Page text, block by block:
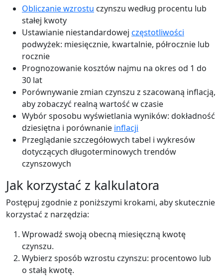
Obliczanie wzrostu czynszu według procentu lub
stałej kwoty
Ustawianie niestandardowej częstotliwości
podwyżek: miesięcznie, kwartalnie, półrocznie lub
rocznie
Prognozowanie kosztów najmu na okres od 1 do
30 lat
Porównywanie zmian czynszu z szacowaną inflacją,
aby zobaczyć realną wartość w czasie
Wybór sposobu wyświetlania wyników: dokładność
dziesiętna i porównanie inflacji
Przeglądanie szczegółowych tabel i wykresów
dotyczących długoterminowych trendów
czynszowych
Jak korzystać z kalkulatora
Postępuj zgodnie z poniższymi krokami, aby skutecznie
korzystać z narzędzia:
Wprowadź swoją obecną miesięczną kwotę
czynszu.
Wybierz sposób wzrostu czynszu: procentowo lub
o stałą kwotę.